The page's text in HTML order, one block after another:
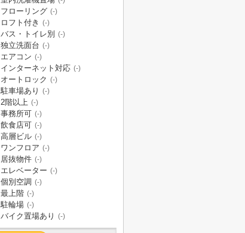
フローリング (-)
ロフト付き (-)
バス・トイレ別 (-)
独立洗面台 (-)
エアコン (-)
インターネット対応 (-)
オートロック (-)
駐車場あり (-)
2階以上 (-)
事務所可 (-)
飲食店可 (-)
高層ビル (-)
ワンフロア (-)
居抜物件 (-)
エレベーター (-)
個別空調 (-)
最上階 (-)
駐輪場 (-)
バイク置場あり (-)